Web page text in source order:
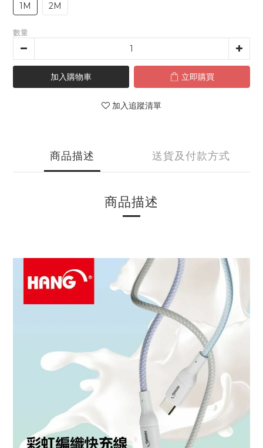
1M 2M
數量
加入購物車 立即購買
加入追蹤清單
商品描述 送貨及付款方式
商品描述